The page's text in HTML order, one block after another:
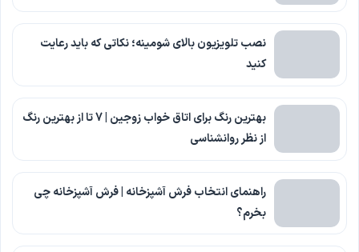
نصب تلویزیون بالای شومینه؛ نکاتی که باید رعایت
کنید
بهترین رنگ برای اتاق خواب زوجین | 7 تا از بهترین رنگ
از نظر روانشناسی
راهنمای انتخاب فرش آشپزخانه | فرش آشپزخانه چی
بخرم؟